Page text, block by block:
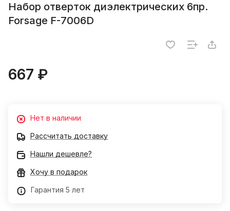
Набор отверток диэлектрических 6пр.
Forsage F-7006D
667 ₽
Нет в наличии
Рассчитать доставку
Нашли дешевле?
Хочу в подарок
Гарантия 5 лет